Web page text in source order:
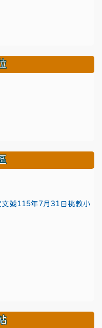
號115年7月31日桃教小